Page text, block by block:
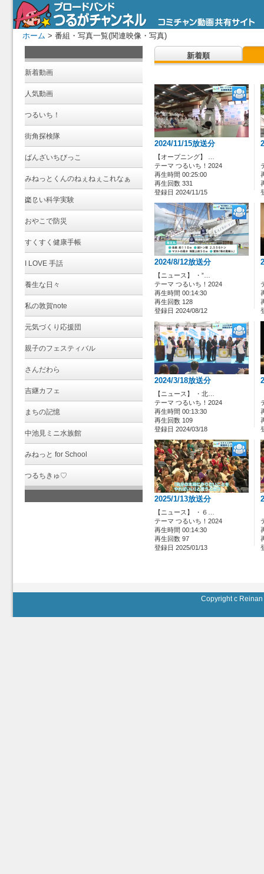
ホーム > 番組・写真一覧(関連映像・写真)
新着動画
人気動画
つるいち！
街角探検隊
ばんざいちびっこ
みねっとくんのねぇねぇこれなぁ
に？
楽しい科学実験
おやこで防災
すくすく健康手帳
I LOVE 手話
養生な日々
私の敦賀note
元気づくり応援団
親子のフェスティバル
さんだわら
吉継カフェ
まちの記憶
中池見ミニ水族館
みねっと for School
つるちきゅ♡
新着順
2024/11/15放送分
【オープニング】 …
テーマ つるいち！2024
再生時間 00:25:00
再生回数 331
登録日 2024/11/15
2024/8/12放送分
【ニュース】 ・”…
テーマ つるいち！2024
再生時間 00:14:30
再生回数 128
登録日 2024/08/12
2024/3/18放送分
【ニュース】 ・北…
テーマ つるいち！2024
再生時間 00:13:30
再生回数 109
登録日 2024/03/18
2025/1/13放送分
【ニュース】 ・６…
テーマ つるいち！2024
再生時間 00:14:30
再生回数 97
登録日 2025/01/13
Copyright c